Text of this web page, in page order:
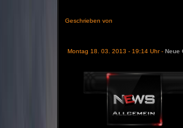
Geschrieben von
Montag 18. 03. 2013 - 19:14 Uhr - Neue